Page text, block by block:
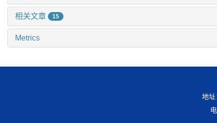
相关文章 15
Metrics
地